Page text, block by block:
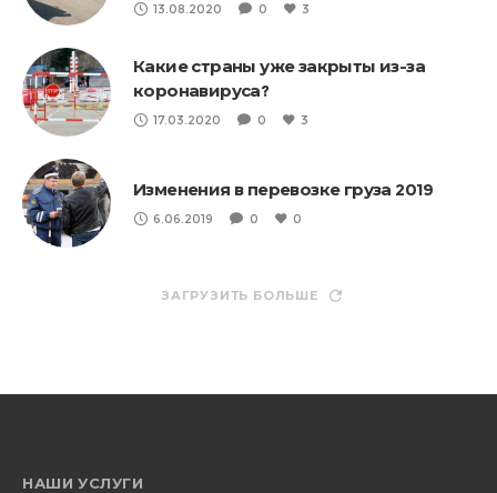
13.08.2020 0 3
Какие страны уже закрыты из-за
коронавируса?
17.03.2020 0 3
Изменения в перевозке груза 2019
6.06.2019 0 0
ЗАГРУЗИТЬ БОЛЬШЕ
НАШИ УСЛУГИ